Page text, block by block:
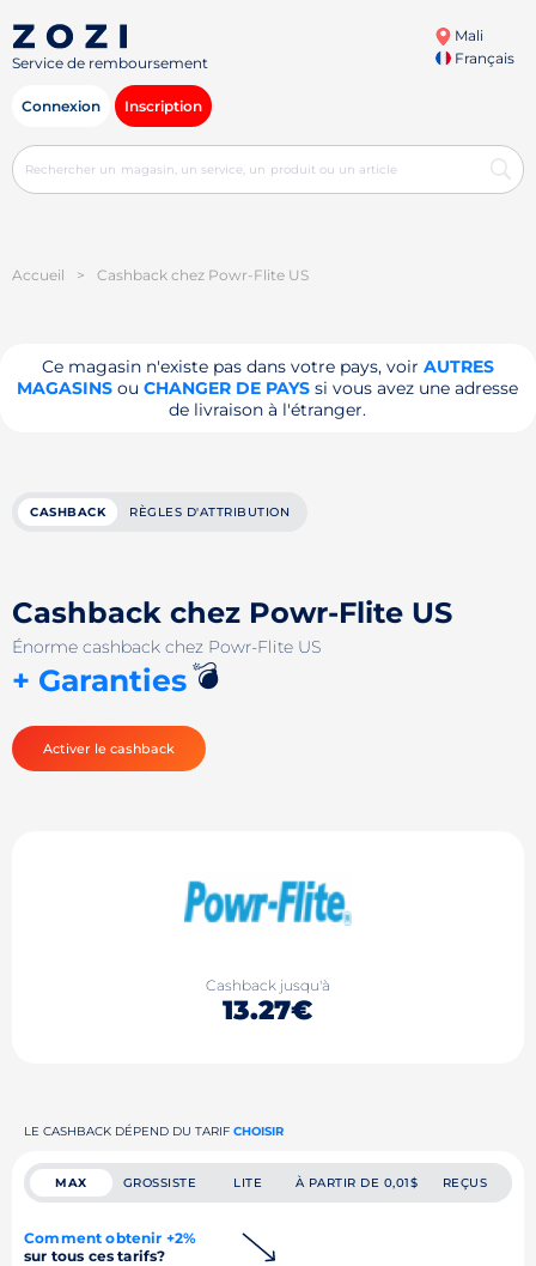
Service de remboursement
Mali
Français
Connexion Inscription
Accueil > Cashback chez Powr-Flite US
Ce magasin n'existe pas dans votre pays, voir AUTRES
MAGASINS ouCHANGER DE PAYS si vous avez une adresse
de livraison à l'étranger.
CASHBACK RÈGLES D'ATTRIBUTION
Cashback chez Powr-Flite US
Énorme cashback chez Powr-Flite US
+ Garanties💣
Activer le cashback
Cashback jusqu'à
13.27€
LE CASHBACK DÉPEND DU TARIF CHOISIR
MAX GROSSISTE LITE À PARTIR DE 0,01$ REÇUS
Comment obtenir +2%
sur tous ces tarifs?